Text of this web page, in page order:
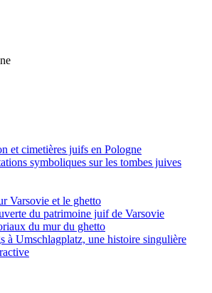
et cimetières juifs en Pologne
symboliques sur les tombes juives
Varsovie et le ghetto
du patrimoine juif de Varsovie
du mur du ghetto
à Umschlagplatz, une histoire singulière